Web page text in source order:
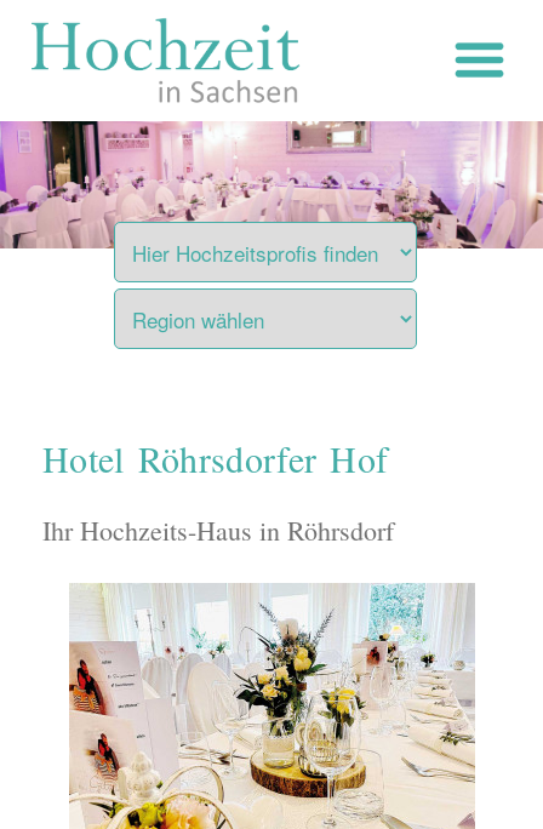
Inhalt
Hotel Röhrsdorfer Hof
Ihr Hochzeits-Haus in Röhrsdorf